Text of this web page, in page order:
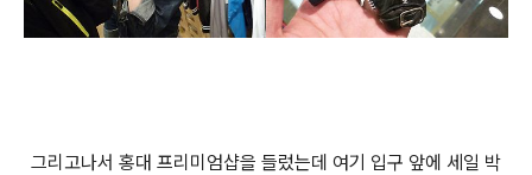
그리고나서 홍대 프리미엄샵을 들렀는데 여기 입구 앞에 세일 박